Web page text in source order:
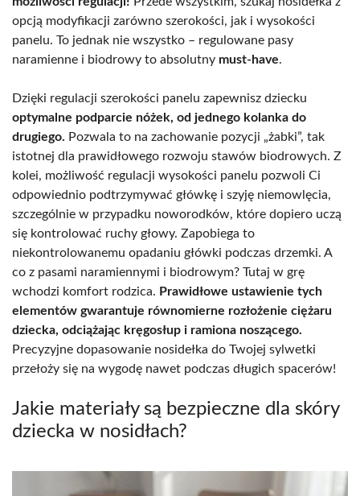
opcją modyfikacji zarówno szerokości, jak i wysokości
panelu. To jednak nie wszystko – regulowane pasy
naramienne i biodrowy to absolutny must-have.
Dzięki regulacji szerokości panelu zapewnisz dziecku
optymalne podparcie nóżek, od jednego kolanka do
drugiego. Pozwala to na zachowanie pozycji „żabki”, tak
istotnej dla prawidłowego rozwoju stawów biodrowych. Z
kolei, możliwość regulacji wysokości panelu pozwoli Ci
odpowiednio podtrzymywać główkę i szyję niemowlęcia,
szczególnie w przypadku noworodków, które dopiero uczą
się kontrolować ruchy głowy. Zapobiega to
niekontrolowanemu opadaniu główki podczas drzemki. A
co z pasami naramiennymi i biodrowym? Tutaj w grę
wchodzi komfort rodzica. Prawidłowe ustawienie tych
elementów gwarantuje równomierne rozłożenie ciężaru
dziecka, odciążając kręgosłup i ramiona noszącego.
Precyzyjne dopasowanie nosidełka do Twojej sylwetki
przełoży się na wygodę nawet podczas długich spacerów!
Jakie materiały są bezpieczne dla skóry
dziecka w nosidłach?